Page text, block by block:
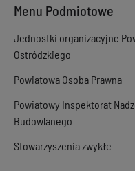
Menu Podmiotowe
Jednostki organizacyjne
Ostródzkiego
Powiatowa Osoba Prawna
Powiatowy Inspektorat
Budowlanego
Stowarzyszenia zwykłe